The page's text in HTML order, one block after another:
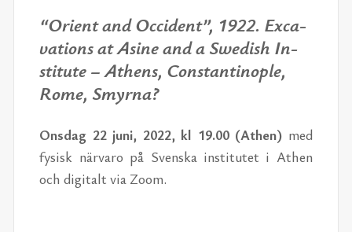
“Ori­ent and Oc­ci­dent”, 1922. Ex­ca­
va­tions at Asi­ne and a Swe­dish In­
sti­tu­te – Athens, Con­stan­ti­nop­le,
Rome, Smyr­na?
Ons­dag 22 juni, 2022, kl 19.00 (Athen) med
fy­sisk när­va­ro på Svens­ka in­sti­tu­tet i Athen
och di­gi­talt via Zoom.